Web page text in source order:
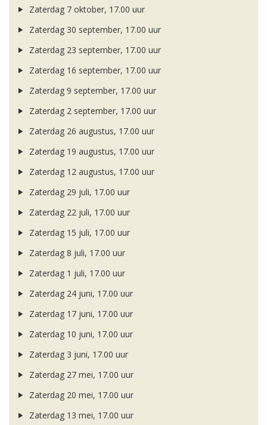
Zaterdag 7 oktober, 17.00 uur
Zaterdag 30 september, 17.00 uur
Zaterdag 23 september, 17.00 uur
Zaterdag 16 september, 17.00 uur
Zaterdag 9 september, 17.00 uur
Zaterdag 2 september, 17.00 uur
Zaterdag 26 augustus, 17.00 uur
Zaterdag 19 augustus, 17.00 uur
Zaterdag 12 augustus, 17.00 uur
Zaterdag 29 juli, 17.00 uur
Zaterdag 22 juli, 17.00 uur
Zaterdag 15 juli, 17.00 uur
Zaterdag 8 juli, 17.00 uur
Zaterdag 1 juli, 17.00 uur
Zaterdag 24 juni, 17.00 uur
Zaterdag 17 juni, 17.00 uur
Zaterdag 10 juni, 17.00 uur
Zaterdag 3 juni, 17.00 uur
Zaterdag 27 mei, 17.00 uur
Zaterdag 20 mei, 17.00 uur
Zaterdag 13 mei, 17.00 uur